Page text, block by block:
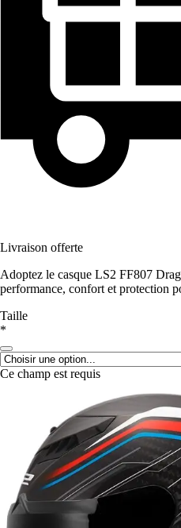
Livraison offerte
Adoptez le casque LS2 FF807
performance, confort et protection
Taille
*
Ce champ est requis